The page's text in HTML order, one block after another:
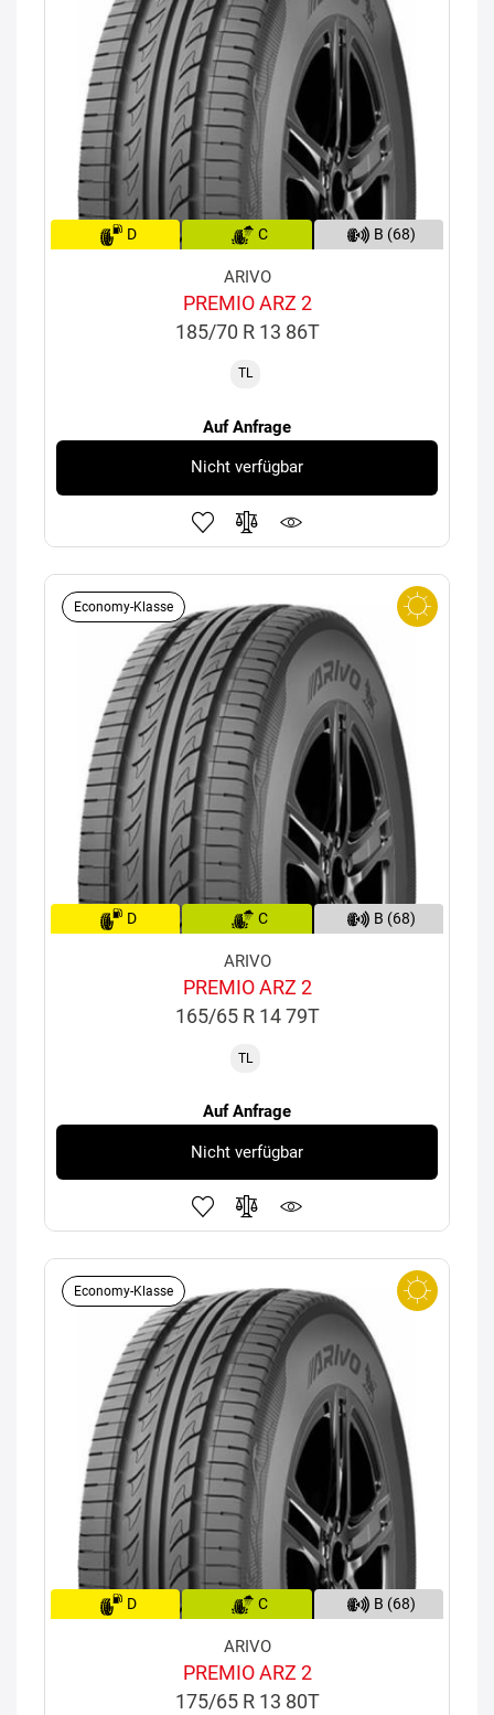
D C B (68)
ARIVO
PREMIO ARZ 2
185/70 R 13 86T
TL
Auf Anfrage
Nicht verfügbar
Economy-Klasse
D C B (68)
ARIVO
PREMIO ARZ 2
165/65 R 14 79T
TL
Auf Anfrage
Nicht verfügbar
Economy-Klasse
D C B (68)
ARIVO
PREMIO ARZ 2
175/65 R 13 80T